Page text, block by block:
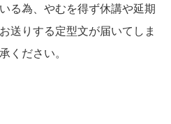
る為、やむを得ず休講や延期
送りする定型文が届いてしま
ください。